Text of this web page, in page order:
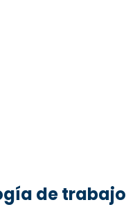
de trabajo